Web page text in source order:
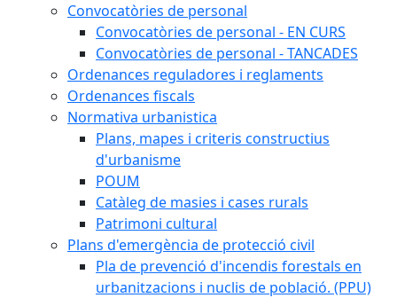
Convocatòries de personal
Convocatòries de personal - EN CURS
Convocatòries de personal - TANCADES
Ordenances reguladores i reglaments
Ordenances fiscals
Normativa urbanistica
Plans, mapes i criteris constructius
d'urbanisme
POUM
Catàleg de masies i cases rurals
Patrimoni cultural
Plans d'emergència de protecció civil
Pla de prevenció d'incendis forestals en
urbanitzacions i nuclis de població. (PPU)